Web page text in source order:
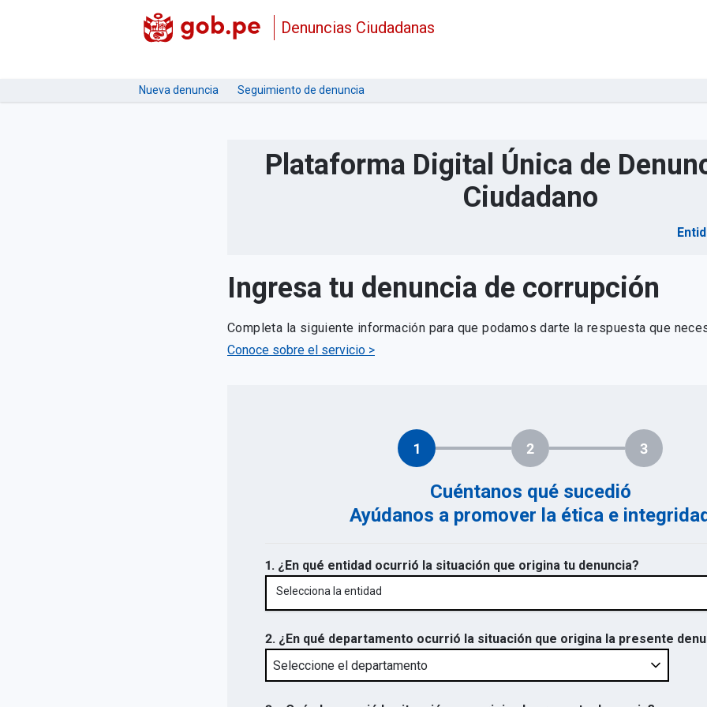
Denuncias Ciudadanas
Nueva denuncia Seguimiento de denuncia
Plataforma Digital Única de
Ciudadano
Ingresa tu denuncia de corrupción
Completa la siguiente información para que podamos darte la respuesta que
Conoce sobre el servicio >
1 2 3
Cuéntanos qué sucedió
Ayúdanos a promover la ética e integridad
1. ¿En qué entidad ocurrió la situación que origina tu denuncia?
Selecciona la entidad
2. ¿En qué departamento ocurrió la situación que origina la presente